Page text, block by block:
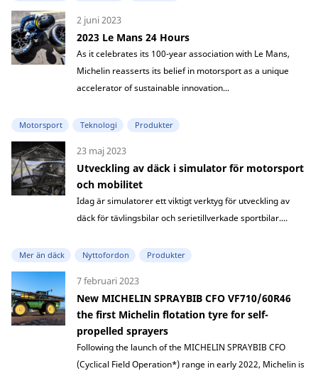
2 juni 2023
2023 Le Mans 24 Hours
As it celebrates its 100-year association with Le Mans,
Michelin reasserts its belief in motorsport as a unique
accelerator of sustainable innovation...
Motorsport Teknologi Produkter
23 maj 2023
Utveckling av däck i simulator för motorsport
och mobilitet
Idag är simulatorer ett viktigt verktyg för utveckling av
däck för tävlingsbilar och serietillverkade sportbilar....
Mer än däck Nyttofordon Produkter
7 februari 2023
New MICHELIN SPRAYBIB CFO VF710/60R46
the first Michelin flotation tyre for self-
propelled sprayers
Following the launch of the MICHELIN SPRAYBIB CFO
(Cyclical Field Operation*) range in early 2022, Michelin is